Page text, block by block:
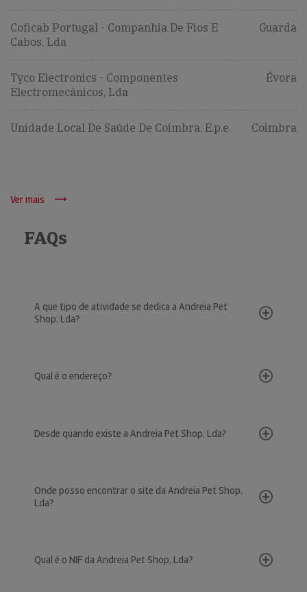
Coficab Portugal - Companhia De Fios E
Cabos, Lda
Guarda
Tyco Electronics - Componentes
Electromecânicos, Lda
Évora
Unidade Local De Saúde De Coimbra, E.p.e. Coimbra
Ver mais
FAQs
A que tipo de atividade se dedica a Andreia Pet
Shop, Lda?
Qual é o endereço?
Desde quando existe a Andreia Pet Shop, Lda?
Onde posso encontrar o site da Andreia Pet Shop,
Lda?
Qual é o NIF da Andreia Pet Shop, Lda?